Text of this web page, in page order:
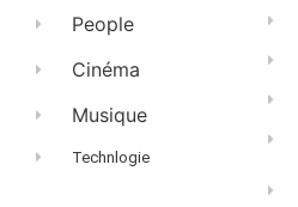
People
Cinéma
Musique
Technlogie